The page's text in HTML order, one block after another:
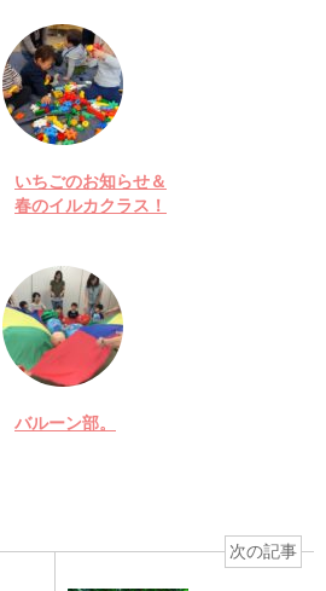
いちごのお知らせ＆
春のイルカクラス！
バルーン部。
次の記事